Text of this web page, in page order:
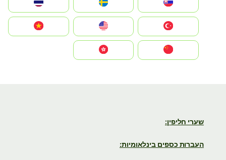
Slovensko
United States
שערי חליפין:
העברות כספים בינלאומיות: